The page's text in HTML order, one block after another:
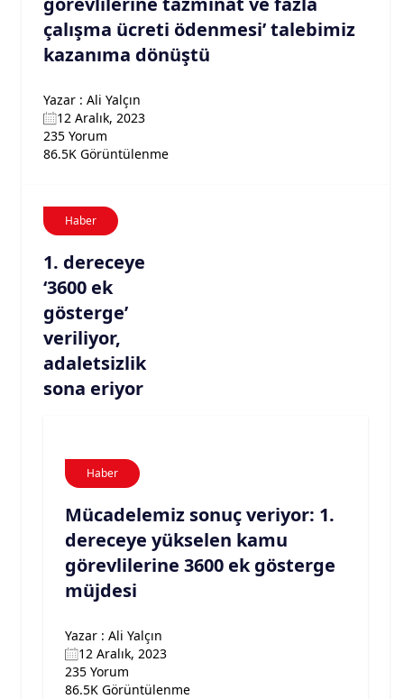
çalışma ücreti ödenmesi’ talebimiz
kazanıma dönüştü
Yazar : Ali Yalçın
12 Aralık, 2023
235 Yorum
86.5K Görüntülenme
Haber
1. dereceye
‘3600 ek
gösterge’
veriliyor,
adaletsizlik
sona eriyor
Haber
Mücadelemiz sonuç veriyor: 1.
dereceye yükselen kamu
görevlilerine 3600 ek gösterge
müjdesi
Yazar : Ali Yalçın
12 Aralık, 2023
235 Yorum
86.5K Görüntülenme